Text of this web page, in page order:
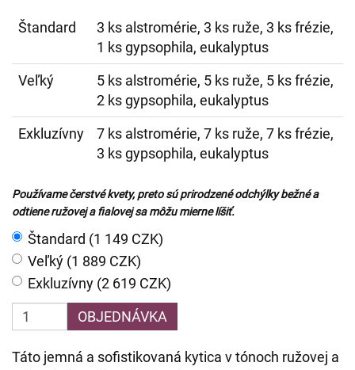
Štandard
3 ks alstromérie, 3 ks ruže, 3 ks frézie,
1 ks gypsophila, eukalyptus
Veľký
5 ks alstromérie, 5 ks ruže, 5 ks frézie,
2 ks gypsophila, eukalyptus
Exkluzívny
7 ks alstromérie, 7 ks ruže, 7 ks frézie,
3 ks gypsophila, eukalyptus
Používame čerstvé kvety, preto sú prirodzené odchýlky bežné a
odtiene ružovej a fialovej sa môžu mierne líšiť.
Štandard (1 149 CZK)
Veľký (1 889 CZK)
Exkluzívny (2 619 CZK)
OBJEDNÁVKA
Táto jemná a sofistikovaná kytica v tónoch ružovej a